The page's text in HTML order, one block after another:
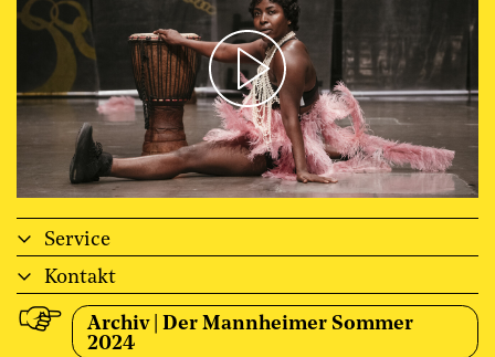
Service
Kontakt
Archiv | Der Mannheimer Sommer
2024